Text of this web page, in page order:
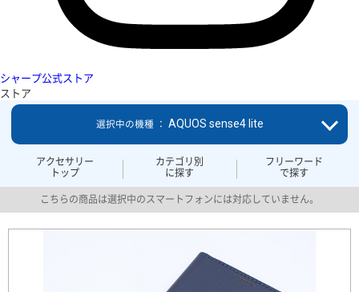
シャープ公式ストア
ストア
アクセサリー
トップ
カテゴリ別
に探す
フリーワード
で探す
選択中の機種 ： AQUOS sense4 lite
こちらの商品は選択中のスマートフォンには対応していません。